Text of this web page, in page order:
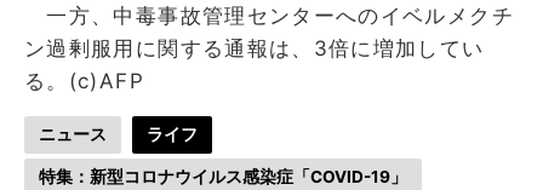
一方、中毒事故管理センターへのイベルメクチ
ン過剰服用に関する通報は、3倍に増加してい
る。(c)AFP
ニュース ライフ
特集：新型コロナウイルス感染症「COVID-19」